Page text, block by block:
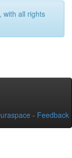
with all rights
- Feedback